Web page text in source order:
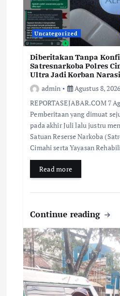
Uncategorized
Diberitakan Tanpa
Satresnarkoba Polres
Ultra Jadi Korban
admin
Agustus 8, 2026
REPORTASEJABAR.COM 7
Pemberitaan yang dimuat
pada akhir Juli lalu justru
Satuan Reserse Narkoba
Cimahi serta Yayasan
Read more
Continue reading